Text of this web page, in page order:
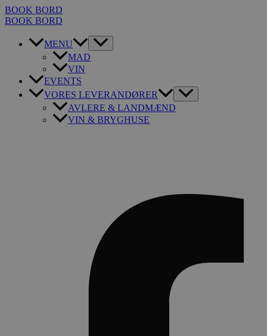
Gå
til
BOOK BORD
BOOK BORD
MENU
MAD
VIN
EVENTS
VORES LEVERANDØRER
AVLERE & LANDMÆND
VIN & BRYGHUSE